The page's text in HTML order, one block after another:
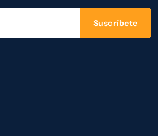
Suscríbete